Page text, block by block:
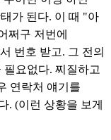
가 된다. 이 때 "아
쩌구 저번에
번호 받고. 그 전의
요없다. 찌질하고
연락처 얘기를
. (이런 상황을 보게